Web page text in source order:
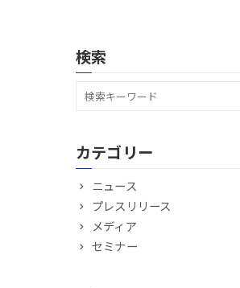
検索
カテゴリー
ニュース
プレスリリース
メディア
セミナー